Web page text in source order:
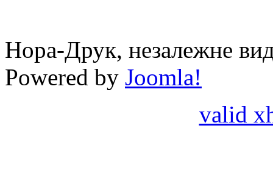
Нора-Друк, незалежне
Powered by Joomla!
valid